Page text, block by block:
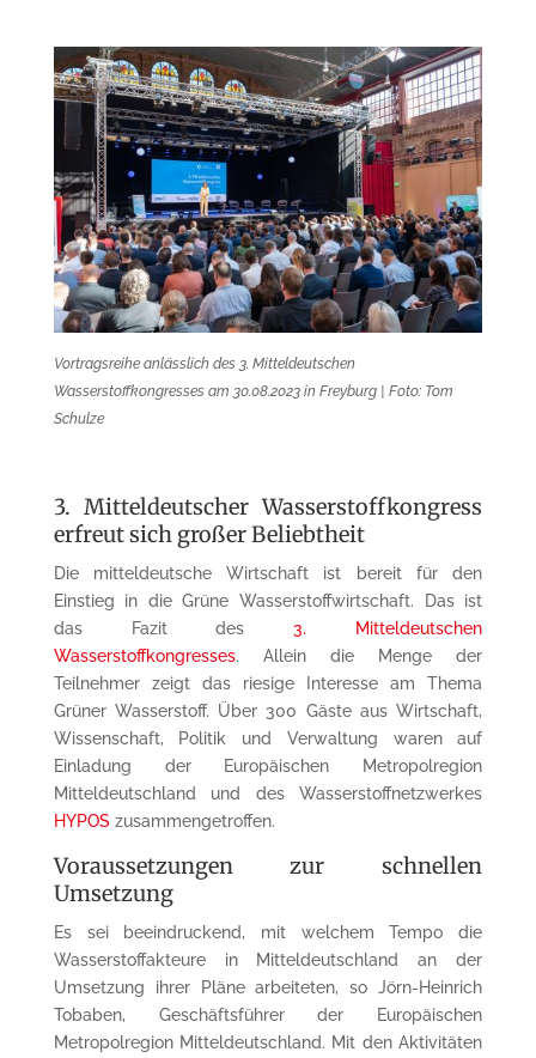
Vortragsreihe anlässlich des 3. Mitteldeutschen
Wasserstoffkongresses am 30.08.2023 in Freyburg | Foto: Tom
Schulze
3. Mitteldeutscher Wasserstoffkongress
erfreut sich großer Beliebtheit
Die mitteldeutsche Wirtschaft ist bereit für den
Einstieg in die Grüne Wasserstoffwirtschaft. Das ist
das Fazit des3. Mitteldeutschen
Wasserstoffkongresses. Allein die Menge der
Teilnehmer zeigt das riesige Interesse am Thema
Grüner Wasserstoff. Über 300 Gäste aus Wirtschaft,
Wissenschaft, Politik und Verwaltung waren auf
Einladung der Europäischen Metropolregion
Mitteldeutschland und des Wasserstoffnetzwerkes
HYPOS zusammengetroffen.
Voraussetzungen zur schnellen
Umsetzung
Es sei beeindruckend, mit welchem Tempo die
Wasserstoffakteure in Mitteldeutschland an der
Umsetzung ihrer Pläne arbeiteten, so Jörn-Heinrich
Tobaben, Geschäftsführer der Europäischen
Metropolregion Mitteldeutschland. Mit den Aktivitäten